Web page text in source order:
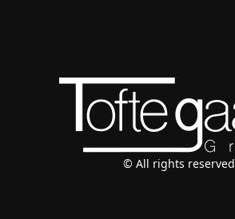
© All rights reserved